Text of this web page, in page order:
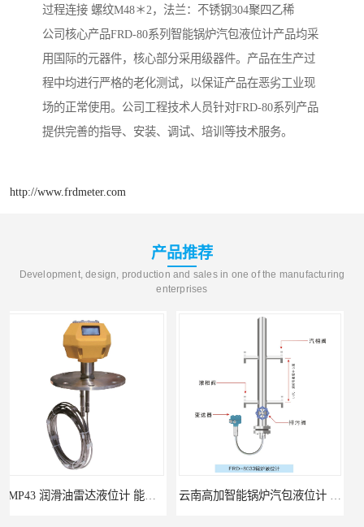
过程连接 螺纹M48＊2，法兰：不锈钢304聚四乙稀
公司核心产品FRD-80系列智能锅炉汽包液位计产品均采
用国际的元器件，核心部分采用级器件。产品在生产过
程中均进行严格的老化测试，以保证产品在恶劣工业现
场的正常使用。公司工程技术人员针对FRD-80系列产品
提供完善的指导、安装、调试、培训等技术服务。
http://www.frdmeter.com
产品推荐
Development, design, production and sales in one of the manufacturing
enterprises